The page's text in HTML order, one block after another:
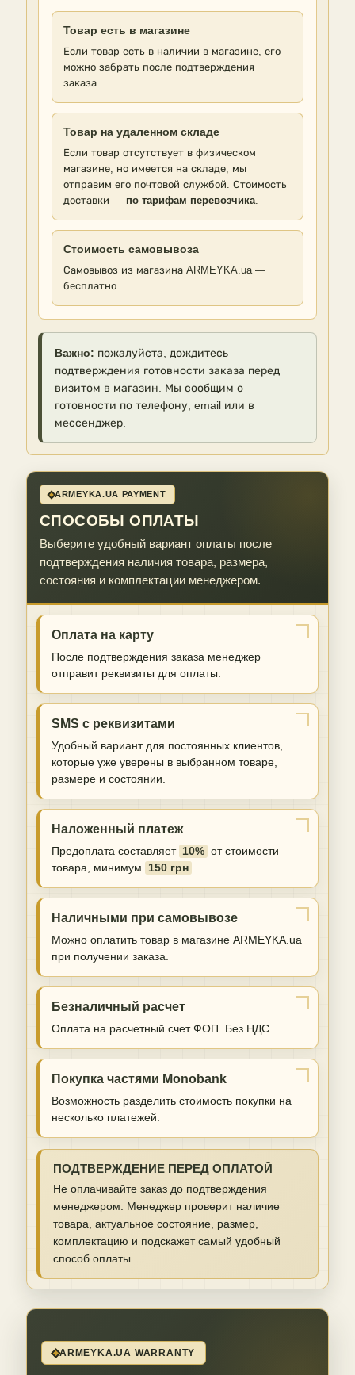
Товар есть в магазине
Если товар есть в наличии в магазине, его
можно забрать после подтверждения
заказа.
Товар на удаленном складе
Если товар отсутствует в физическом
магазине, но имеется на складе, мы
отправим его почтовой службой. Стоимость
доставки — по тарифам перевозчика.
Стоимость самовывоза
Самовывоз из магазина ARMEYKA.ua —
бесплатно.
Важно: пожалуйста, дождитесь
подтверждения готовности заказа перед
визитом в магазин. Мы сообщим о
готовности по телефону, email или в
мессенджер.
ARMEYKA.UA PAYMENT
СПОСОБЫ ОПЛАТЫ
Выберите удобный вариант оплаты после
подтверждения наличия товара, размера,
состояния и комплектации менеджером.
Оплата на карту
После подтверждения заказа менеджер
отправит реквизиты для оплаты.
SMS с реквизитами
Удобный вариант для постоянных клиентов,
которые уже уверены в выбранном товаре,
размере и состоянии.
Наложенный платеж
Предоплата составляет 10% от стоимости
товара, минимум 150 грн .
Наличными при самовывозе
Можно оплатить товар в магазине ARMEYKA.ua
при получении заказа.
Безналичный расчет
Оплата на расчетный счет ФОП. Без НДС.
Покупка частями Monobank
Возможность разделить стоимость покупки на
несколько платежей.
ПОДТВЕРЖДЕНИЕ ПЕРЕД ОПЛАТОЙ
Не оплачивайте заказ до подтверждения
менеджером. Менеджер проверит наличие
товара, актуальное состояние, размер,
комплектацию и подскажет самый удобный
способ оплаты.
ARMEYKA.UA WARRANTY